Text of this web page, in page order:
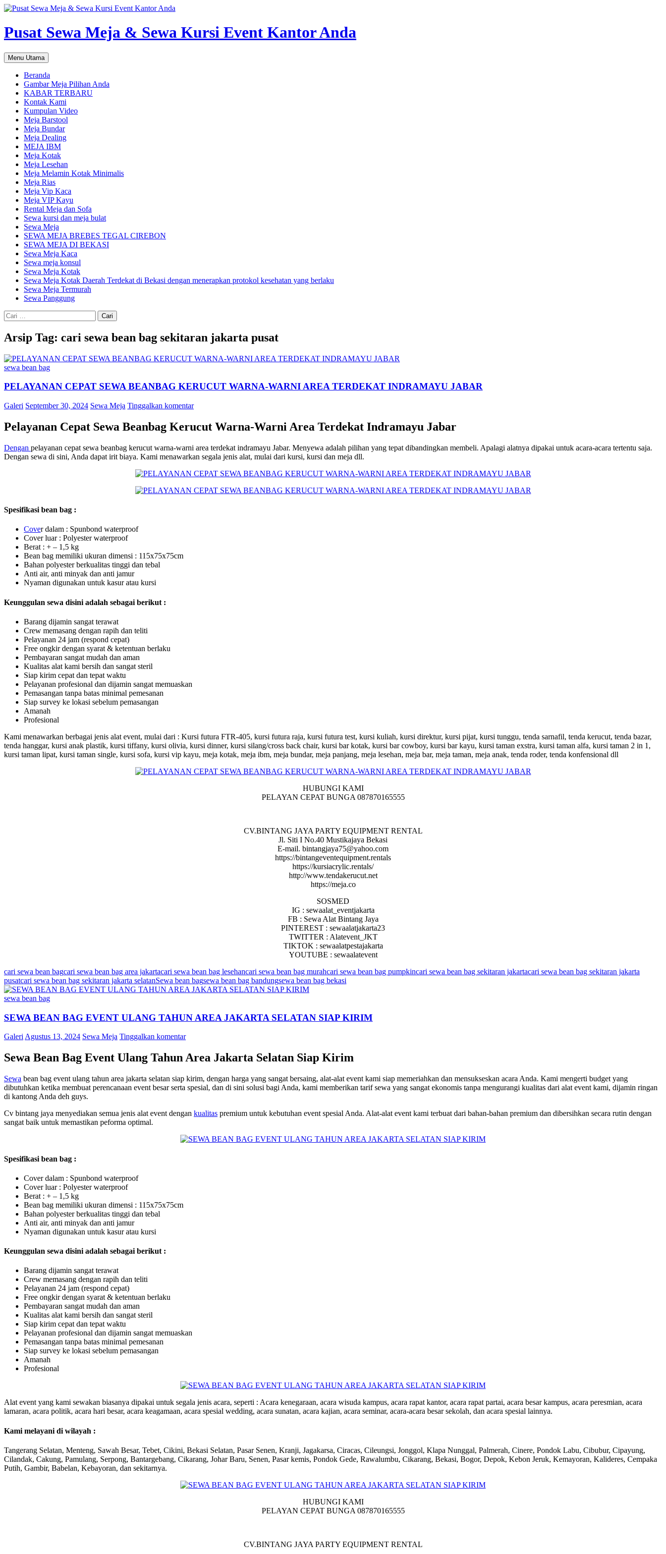
Pusat Sewa Meja & Sewa Kursi Event Kantor Anda
Cari
Menu Utama Langsung
ke
isi
Beranda
Gambar Meja Pilihan Anda
KABAR TERBARU
Kontak Kami
Kumpulan Video
Meja Barstool
Meja Bundar
Meja Dealing
MEJA IBM
Meja Kotak
Meja Lesehan
Meja Melamin Kotak Minimalis
Meja Rias
Meja Vip Kaca
Meja VIP Kayu
Rental Meja dan Sofa
Sewa kursi dan meja bulat
Sewa Meja
SEWA MEJA BREBES TEGAL CIREBON
SEWA MEJA DI BEKASI
Sewa Meja Kaca
Sewa meja konsul
Sewa Meja Kotak
Sewa Meja Kotak Daerah Terdekat di Bekasi dengan menerapkan protokol kesehatan yang berlaku
Sewa Meja Termurah
Sewa Panggung
Cari
untuk:
Arsip Tag: cari sewa bean bag sekitaran jakarta pusat
sewa bean bag
PELAYANAN CEPAT SEWA BEANBAG KERUCUT WARNA-WARNI AREA TERDEKAT INDRAMAYU JABAR
Galeri September 30, 2024 Sewa Meja Tinggalkan komentar
Pelayanan Cepat Sewa Beanbag Kerucut Warna-Warni Area Terdekat Indramayu Jabar
Dengan pelayanan cepat sewa beanbag kerucut warna-warni area terdekat indramayu Jabar. Menyewa adalah pilihan yang tepat dibandingkan membeli. Apalagi alatnya dipakai untuk acara-acara tertentu saja.
Dengan sewa di sini, Anda dapat irit biaya. Kami menawarkan segala jenis alat, mulai dari kursi, kursi dan meja dll.
Spesifikasi bean bag :
Cover dalam : Spunbond waterproof
Cover luar : Polyester waterproof
Berat : + – 1,5 kg
Bean bag memiliki ukuran dimensi : 115x75x75cm
Bahan polyester berkualitas tinggi dan tebal
Anti air, anti minyak dan anti jamur
Nyaman digunakan untuk kasur atau kursi
Keunggulan sewa disini adalah sebagai berikut :
Barang dijamin sangat terawat
Crew memasang dengan rapih dan teliti
Pelayanan 24 jam (respond cepat)
Free ongkir dengan syarat & ketentuan berlaku
Pembayaran sangat mudah dan aman
Kualitas alat kami bersih dan sangat steril
Siap kirim cepat dan tepat waktu
Pelayanan profesional dan dijamin sangat memuaskan
Pemasangan tanpa batas minimal pemesanan
Siap survey ke lokasi sebelum pemasangan
Amanah
Profesional
Kami menawarkan berbagai jenis alat event, mulai dari : Kursi futura FTR-405, kursi futura raja, kursi futura test, kursi kuliah, kursi direktur, kursi pijat, kursi tunggu, tenda sarnafil, tenda kerucut, tenda bazar,
tenda hanggar, kursi anak plastik, kursi tiffany, kursi olivia, kursi dinner, kursi silang/cross back chair, kursi bar kotak, kursi bar cowboy, kursi bar kayu, kursi taman exstra, kursi taman alfa, kursi taman 2 in 1,
kursi taman lipat, kursi taman single, kursi sofa, kursi vip kayu, meja kotak, meja ibm, meja bundar, meja panjang, meja lesehan, meja bar, meja taman, meja anak, tenda roder, tenda konfensional dll
HUBUNGI KAMI
PELAYAN CEPAT BUNGA 087870165555
CV.BINTANG JAYA PARTY EQUIPMENT RENTAL
Jl. Siti I No.40 Mustikajaya Bekasi
E-mail. bintangjaya75@yahoo.com
https://bintangeventequipment.rentals
https://kursiacrylic.rentals/
http://www.tendakerucut.net
https://meja.co
SOSMED
IG : sewaalat_eventjakarta
FB : Sewa Alat Bintang Jaya
PINTEREST : sewaalatjakarta23
TWITTER : Alatevent_JKT
TIKTOK : sewaalatpestajakarta
YOUTUBE : sewaalatevent
cari sewa bean bagcari sewa bean bag area jakartacari sewa bean bag lesehancari sewa bean bag murahcari sewa bean bag pumpkincari sewa bean bag sekitaran jakartacari sewa bean bag sekitaran jakarta
pusatcari sewa bean bag sekitaran jakarta selatanSewa bean bagsewa bean bag bandungsewa bean bag bekasi
sewa bean bag
SEWA BEAN BAG EVENT ULANG TAHUN AREA JAKARTA SELATAN SIAP KIRIM
GaleriAgustus 13, 2024 Sewa Meja Tinggalkan komentar
Sewa Bean Bag Event Ulang Tahun Area Jakarta Selatan Siap Kirim
Sewa bean bag event ulang tahun area jakarta selatan siap kirim, dengan harga yang sangat bersaing, alat-alat event kami siap memeriahkan dan mensukseskan acara Anda. Kami mengerti budget yang
dibutuhkan ketika membuat perencanaan event besar serta spesial, dan di sini solusi bagi Anda, kami memberikan tarif sewa yang sangat ekonomis tanpa mengurangi kualitas dari alat event kami, dijamin ringan
di kantong Anda deh guys.
Cv bintang jaya menyediakan semua jenis alat event dengan kualitas premium untuk kebutuhan event spesial Anda. Alat-alat event kami terbuat dari bahan-bahan premium dan dibersihkan secara rutin dengan
sangat baik untuk memastikan peforma optimal.
Spesifikasi bean bag :
Cover dalam : Spunbond waterproof
Cover luar : Polyester waterproof
Berat : + – 1,5 kg
Bean bag memiliki ukuran dimensi : 115x75x75cm
Bahan polyester berkualitas tinggi dan tebal
Anti air, anti minyak dan anti jamur
Nyaman digunakan untuk kasur atau kursi
Keunggulan sewa disini adalah sebagai berikut :
Barang dijamin sangat terawat
Crew memasang dengan rapih dan teliti
Pelayanan 24 jam (respond cepat)
Free ongkir dengan syarat & ketentuan berlaku
Pembayaran sangat mudah dan aman
Kualitas alat kami bersih dan sangat steril
Siap kirim cepat dan tepat waktu
Pelayanan profesional dan dijamin sangat memuaskan
Pemasangan tanpa batas minimal pemesanan
Siap survey ke lokasi sebelum pemasangan
Amanah
Profesional
Alat event yang kami sewakan biasanya dipakai untuk segala jenis acara, seperti : Acara kenegaraan, acara wisuda kampus, acara rapat kantor, acara rapat partai, acara besar kampus, acara peresmian, acara
lamaran, acara politik, acara hari besar, acara keagamaan, acara spesial wedding, acara sunatan, acara kajian, acara seminar, acara-acara besar sekolah, dan acara spesial lainnya.
Kami melayani di wilayah :
Tangerang Selatan, Menteng, Sawah Besar, Tebet, Cikini, Bekasi Selatan, Pasar Senen, Kranji, Jagakarsa, Ciracas, Cileungsi, Jonggol, Klapa Nunggal, Palmerah, Cinere, Pondok Labu, Cibubur, Cipayung,
Cilandak, Cakung, Pamulang, Serpong, Bantargebang, Cikarang, Johar Baru, Senen, Pasar kemis, Pondok Gede, Rawalumbu, Cikarang, Bekasi, Bogor, Depok, Kebon Jeruk, Kemayoran, Kalideres, Cempaka
Putih, Gambir, Babelan, Kebayoran, dan sekitarnya.
HUBUNGI KAMI
PELAYAN CEPAT BUNGA 087870165555
CV.BINTANG JAYA PARTY EQUIPMENT RENTAL